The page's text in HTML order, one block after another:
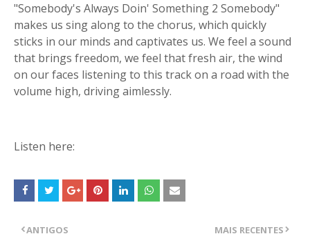
"Somebody's Always Doin' Something 2 Somebody"
makes us sing along to the chorus, which quickly
sticks in our minds and captivates us. We feel a sound
that brings freedom, we feel that fresh air, the wind
on our faces listening to this track on a road with the
volume high, driving aimlessly.
Listen here:
MAIS RECENTES
ANTIGOS